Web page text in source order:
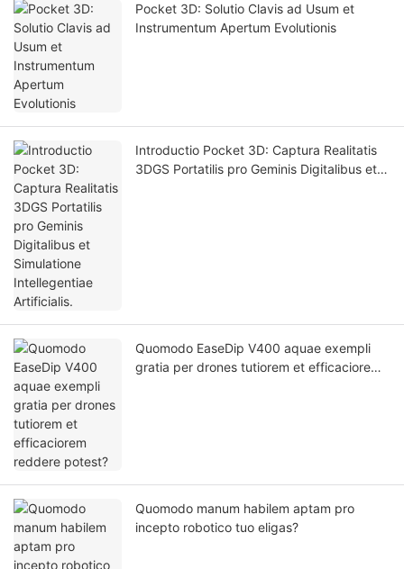
Pocket 3D: Solutio Clavis ad Usum et
Instrumentum Apertum Evolutionis
Introductio Pocket 3D: Captura Realitatis
3DGS Portatilis pro Geminis Digitalibus et
Quomodo EaseDip V400 aquae exempli
gratia per drones tutiorem et efficaciorem
Quomodo manum habilem aptam pro
incepto robotico tuo eligas?